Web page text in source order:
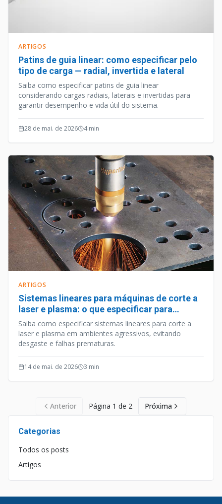
ARTIGOS
Patins de guia linear: como especificar pelo
tipo de carga — radial, invertida e lateral
Saiba como especificar patins de guia linear
considerando cargas radiais, laterais e invertidas para
garantir desempenho e vida útil do sistema.
28 de mai. de 2026 4min
ARTIGOS
Sistemas lineares para máquinas de corte a
laser e plasma: o que especificar para
ambientes agressivos
Saiba como especificar sistemas lineares para corte a
laser e plasma em ambientes agressivos, evitando
desgaste e falhas prematuras.
14 de mai. de 2026 3 min
Anterior Página 1 de 2 Próxima
Categorias
Todos os posts
Artigos